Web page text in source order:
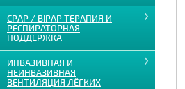
CPAP / BIPAP ТЕРАПИЯ И
РЕСПИРАТОРНАЯ
ПОДДЕРЖКА
ИНВАЗИВНАЯ И
НЕИНВАЗИВНАЯ
ВЕНТИЛЯЦИЯ ЛЁГКИХ